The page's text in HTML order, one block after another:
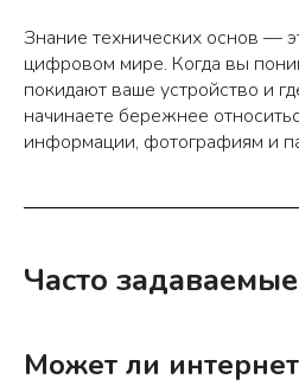
Знание технических основ —
цифровом мире. Когда вы
покидают ваше устройство и
начинаете бережнее
информации, фотографиям и
Часто
Может ли